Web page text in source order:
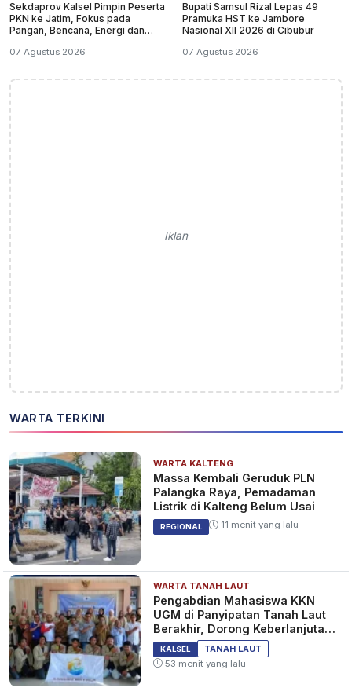
Sekdaprov Kalsel Pimpin Peserta
PKN ke Jatim, Fokus pada
Pangan, Bencana, Energi dan
07 Agustus 2026
Bupati Samsul Rizal Lepas 49
Pramuka HST ke Jambore
Nasional XII 2026 di Cibubur
07 Agustus 2026
Iklan
WARTA TERKINI
WARTA KALTENG
Massa Kembali Geruduk PLN
Palangka Raya, Pemadaman
Listrik di Kalteng Belum Usai
REGIONAL 11 menit yang lalu
WARTA TANAH LAUT
Pengabdian Mahasiswa KKN
UGM di Panyipatan Tanah Laut
Berakhir, Dorong Keberlanjutan
Program Masyarakat
KALSEL
TANAH LAUT
53 menit yang lalu